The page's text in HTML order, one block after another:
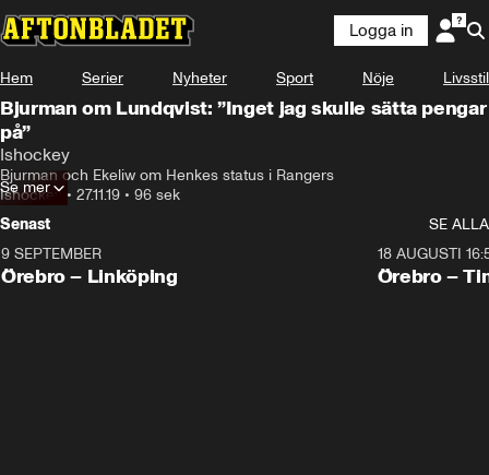
Logga in
Hem Serier Nyheter Sport Nöje Livsstil
Bjurman om Lundqvist: ”Inget jag skulle sätta pengar
på”
Ishockey
Bjurman och Ekeliw om Henkes status i Rangers
Ishockey• 27.11.19 • 96 sek
Se mer
Senast
SE ALLA
Plus
9 SEPTEMBER
Örebro – Linköping
Plus
18 AUGUSTI
Örebro –